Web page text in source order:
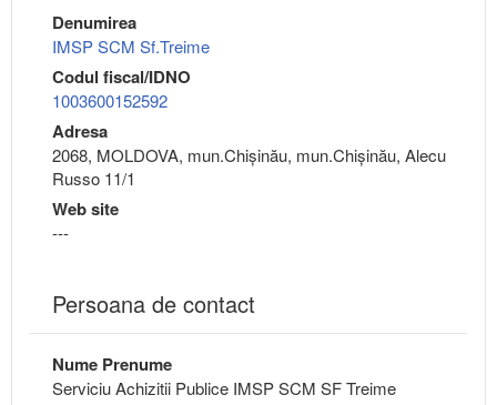
Denumirea
IMSP SCM Sf.Treime
Codul fiscal/IDNO
1003600152592
Adresa
2068, MOLDOVA, mun.Chişinău, mun.Chişinău, Alecu
Russo 11/1
Web site
---
Persoana de contact
Nume Prenume
Serviciu Achizitii Publice IMSP SCM SF Treime